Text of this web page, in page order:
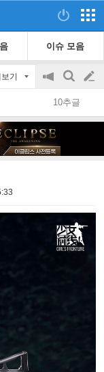
이슈 모음
기
공
지
on/off
검
색
글
쓰
10추글